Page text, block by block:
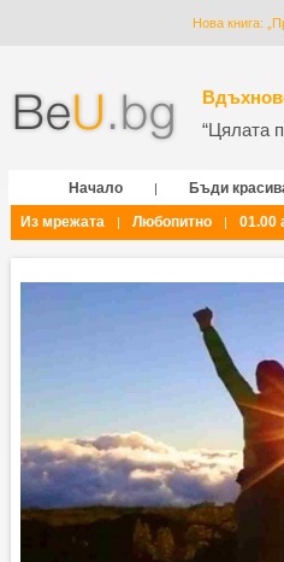
Нова книга:
“Цялата
Начало | Бъди
Из мрежата
| Любопитно | 01.00